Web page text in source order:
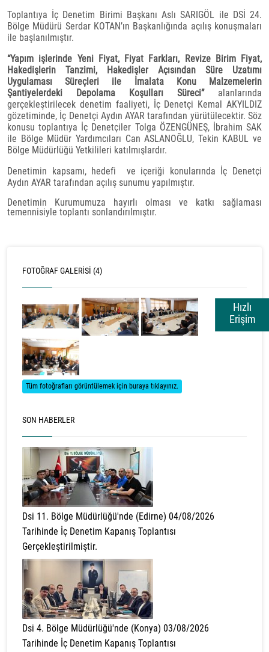
Hızlı
Erişim
Toplantıya İç Denetim Birimi Başkanı Aslı SARIGÖL ile DSİ 24.
Bölge Müdürü Serdar KOTAN’ın Başkanlığında açılış konuşmaları
ile başlanılmıştır.
“Yapım işlerinde Yeni Fiyat, Fiyat Farkları, Revize Birim Fiyat,
Hakedişlerin Tanzimi, Hakedişler Açısından Süre Uzatımı
Uygulaması Süreçleri ile İmalata Konu Malzemelerin
Şantiyelerdeki Depolama Koşulları Süreci”
alanlarında
gerçekleştirilecek denetim faaliyeti, İç Denetçi Kemal AKYILDIZ
gözetiminde, İç Denetçi Aydın AYAR tarafından yürütülecektir. Söz
konusu toplantıya İç Denetçiler Tolga ÖZENGÜNEŞ, İbrahim SAK
ile Bölge Müdür Yardımcıları Can ASLANOĞLU, Tekin KABUL ve
Bölge Müdürlüğü Yetkilileri katılmışlardır.
Denetimin kapsamı, hedefi ve içeriği konularında İç Denetçi
Aydın AYAR tarafından açılış sunumu yapılmıştır.
Denetimin Kurumumuza hayırlı olması ve katkı sağlaması
temennisiyle toplantı sonlandırılmıştır.
FOTOĞRAF GALERISI (4)
Tüm fotoğrafları görüntülemek için buraya tıklayınız.
SON HABERLER
Dsi 11. Bölge Müdürlüğü'nde (Edirne) 04/08/2026
Tarihinde İç Denetim Kapanış Toplantısı
Gerçekleştirilmiştir.
Dsi 4. Bölge Müdürlüğü'nde (Konya) 03/08/2026
Tarihinde İç Denetim Kapanış Toplantısı